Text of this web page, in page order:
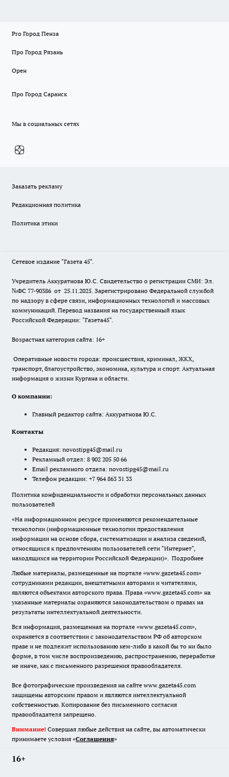
Pro Город Пенза
Про Город Рязань
Орен
Про Город Саранск
Мы в социальных сетях
Заказать рекламу
Редакционная политика
Политика этики
Сетевое издание "Газета 45".
Учредитель Аккуратнова Ю.С. Свидетельство о регистрации СМИ: Эл.
№ФС 77-90386 от 25.11.2025. Зарегистрировано Федеральной службой
по надзору в сфере связи, информационных технологий и массовых
коммуникаций. Перевод названия на государственный язык
Российской Федерации: "Газета45".
Возрастная категория сайта: 16+
Оперативные новости города: происшествия, криминал, ЖКХ,
транспорт, благоустройство, экономика, культура и спорт. Актуальная
информация о жизни Кургана и области.
О компании:
Главный редактор сайта: Аккуратнова Ю.С.
Контакты
Редакция: novostipg45@mail.ru
Рекламный отдел: 8 902 205 50 66
Email рекламного отдела: novostipg45@mail.ru
Телефон редакции: +7 964 863 31 33
Политика конфиденциальности и обработки персональных данных
пользователей
«На информационном ресурсе применяются рекомендательные
технологии (информационные технологии предоставления
информации на основе сбора, систематизации и анализа сведений,
относящихся к предпочтениям пользователей сети "Интернет",
находящихся на территории Российской Федерации)». Подробнее
Любые материалы, размещенные на портале «www.gazeta45.com»
сотрудниками редакции, внештатными авторами и читателями,
являются объектами авторского права. Права «www.gazeta45.com» на
указанные материалы охраняются законодательством о правах на
результаты интеллектуальной деятельности.
Вся информация, размещенная на портале «www.gazeta45.com»,
охраняется в соответствии с законодательством РФ об авторском
праве и не подлежит использованию кем-либо в какой бы то ни было
форме, в том числе воспроизведению, распространению, переработке
не иначе, как с письменного разрешения правообладателя.
Все фотографические произведения на сайте www.gazeta45.com
защищены авторским правом и являются интеллектуальной
собственностью. Копирование без письменного согласия
правообладателя запрещено.
Внимание! Совершая любые действия на сайте, вы автоматически
принимаете условия «Cоглашения»
16+